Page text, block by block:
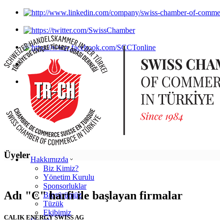
Hakkımızda
Biz Kimiz?
Yönetim Kurulu
Sponsorluklar
Broşürümüz
Tüzük
Ekibimiz
Üyeler
Adı "C" harfi ile başlayan firmalar
CALIK ENERGY SWISS AG